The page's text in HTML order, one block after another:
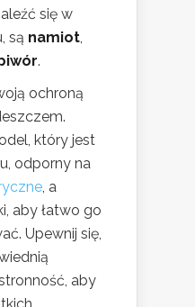
się w
są namiot,
.
ochroną
który jest
odporny na
, a
aby łatwo go
Upewnij się,
aby